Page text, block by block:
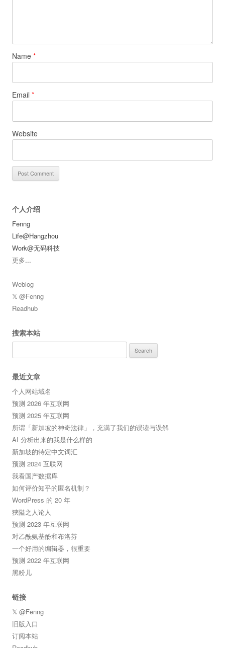
Name *
Email *
Website
个人介绍
Fenng
Life@Hangzhou
Work@无码科技
更多...
Weblog
𝕏 @Fenng
Readhub
搜索本站
for:
最近文章
个人网站域名
预测 2026 年互联网
预测 2025 年互联网
所谓「新加坡的神奇法律」，充满了我们的误读与误解
AI 分析出来的我是什么样的
新加坡的特定中文词汇
预测 2024 互联网
我看国产数据库
如何评价知乎的匿名机制？
WordPress 的 20 年
狹隘之人论人
预测 2023 年互联网
对乙酰氨基酚和布洛芬
一个好用的编辑器，很重要
预测 2022 年互联网
黑粉儿
链接
𝕏 @Fenng
旧版入口
订阅本站